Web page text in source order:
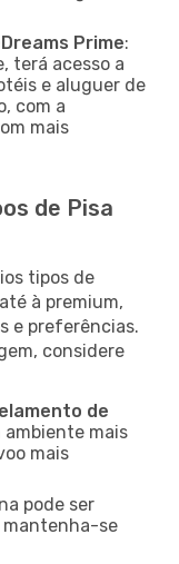
Prime:
terá acesso a
e aluguer de
com a
mais
de Pisa
tipos de
à premium,
e preferências.
considere
de
ambiente mais
mais
pode ser
mantenha-se